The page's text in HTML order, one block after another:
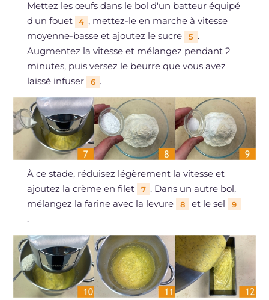
Mettez les œufs dans le bol d'un batteur équipé
d'un fouet
4 , mettez-le en marche à vitesse
moyenne-basse et ajoutez le sucre
5 .
Augmentez la vitesse et mélangez pendant 2
minutes, puis versez le beurre que vous avez
laissé infuser
6 .
À ce stade, réduisez légèrement la vitesse et
ajoutez la crème en filet
7 . Dans un autre bol,
mélangez la farine avec la levure
8 et le sel 9
.